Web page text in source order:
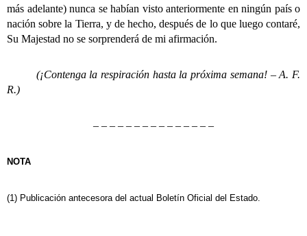
más adelante) nunca se habían visto anteriormente en ningún país o
nación sobre la Tierra, y de hecho, después de lo que luego contaré,
Su Majestad no se sorprenderá de mi afirmación.
(¡Contenga la respiración hasta la próxima semana! – A. F.
R.)
– – – – – – – – – – – – – – –
NOTA
(1) Publicación antecesora del actual Boletín Oficial del Estado.